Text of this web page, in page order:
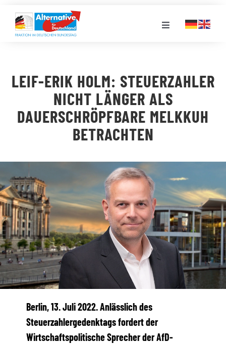
Inhalt
springen
Toggle
LANDESGRUPPEN
VERANSTALTUNGEN
STELLENPORTAL
MEDIATHEK
LEIF-ERIK HOLM: STEUERZAHLER
NICHT LÄNGER ALS
DAUERSCHRÖPFBARE MELKKUH
BETRACHTEN
Berlin, 13. Juli 2022. Anlässlich des
Steuerzahlergedenktags fordert der
Wirtschaftspolitische Sprecher der AfD-